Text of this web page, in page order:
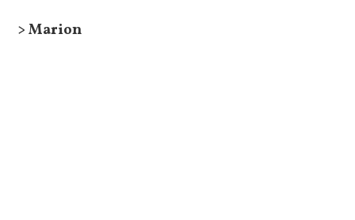
> Marion